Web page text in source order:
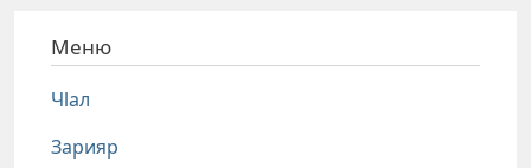
Меню
Чlал
Зарияр